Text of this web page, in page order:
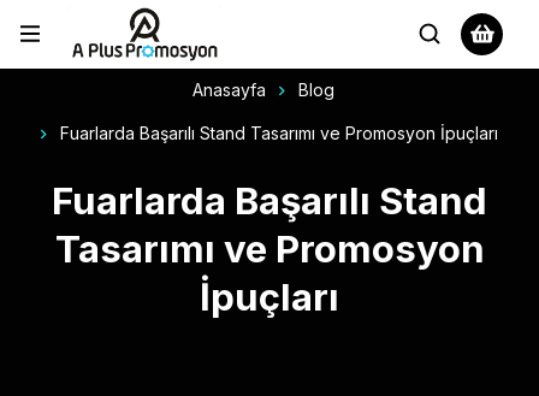
Anasayfa Blog
Fuarlarda Başarılı Stand Tasarımı ve Promosyon İpuçları
Fuarlarda Başarılı Stand
Tasarımı ve Promosyon
İpuçları